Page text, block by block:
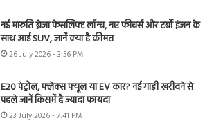
नई मारुति ब्रेजा फेसलिफ्ट लॉन्च, नए फीचर्स और टर्बो इंजन के
साथ आई SUV, जानें क्या है कीमत
26 July 2026 - 3:56 PM
E20 पेट्रोल, फ्लेक्स फ्यूल या EV कार? नई गाड़ी खरीदने से
पहले जानें किसमें है ज्यादा फायदा
23 July 2026 - 7:41 PM